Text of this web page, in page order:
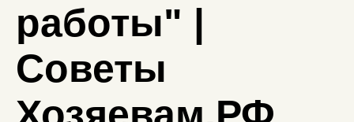
работы" |
Советы